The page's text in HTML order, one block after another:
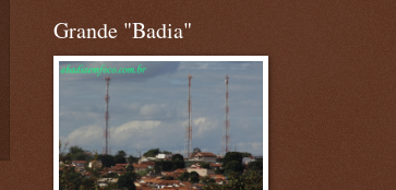
Grande "Badia"